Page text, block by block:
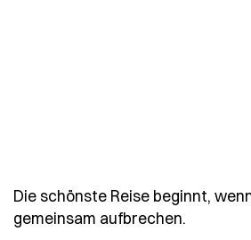
Die schönste Reise beginnt,
gemeinsam aufbrechen.